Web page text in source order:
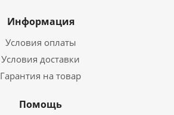
Информация
Условия оплаты
Условия доставки
Гарантия на товар
Помощь